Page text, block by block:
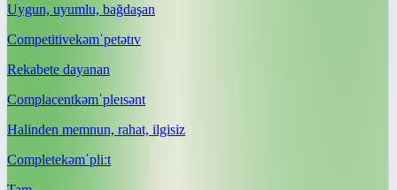
Uygun, uyumlu, bağdaşan
Competitivekəmˈpetətɪv
Rekabete dayanan
Complacentkəmˈpleɪsənt
Halinden memnun, rahat, ilgisiz
Completekəmˈpliːt